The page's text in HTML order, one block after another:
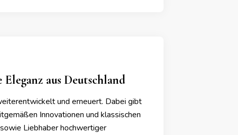
aus Deutschland
und erneuert. Dabei gibt
Innovationen und klassischen
Liebhaber hochwertiger